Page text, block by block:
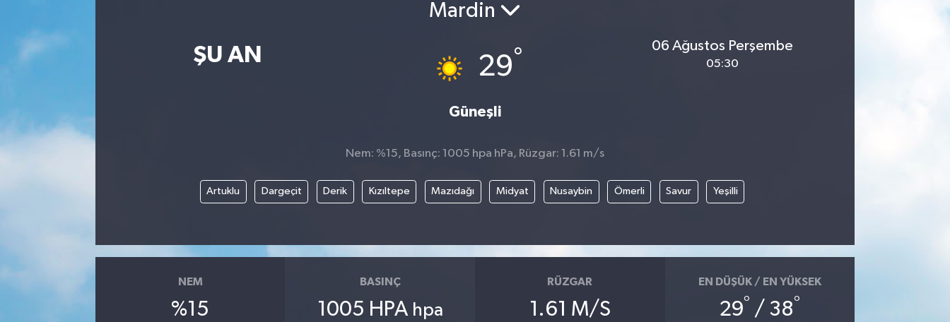
ŞU AN
Mardin
29°
Güneşli
06 Ağustos Perşembe
05:30
Nem: %15, Basınç: 1005 hpa hPa, Rüzgar: 1.61 m/s
Artuklu Dargeçit Derik Kızıltepe Mazıdağı Midyat Nusaybin Ömerli Savur Yeşilli
NEM
%15
BASINÇ
1005 HPA hpa
RÜZGAR
1.61 M/S
EN DÜŞÜK / EN YÜKSEK
29° / 38°
Haber Arşivi